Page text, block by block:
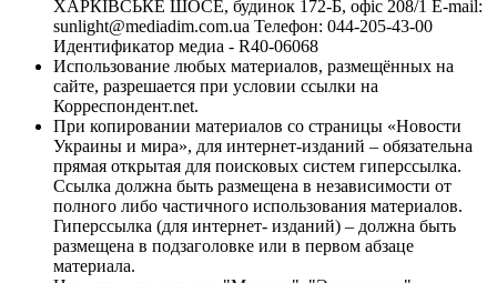
ХАРКІВСЬКЕ ШОСЕ, будинок 172-Б, офіс 208/1 E-mail:
sunlight@mediadim.com.ua Телефон: 044-205-43-00
Идентификатор медиа - R40-06068
Использование любых материалов, размещённых на
сайте, разрешается при условии ссылки на
Корреспондент.net.
При копировании материалов со страницы «Новости
Украины и мира», для интернет-изданий – обязательна
прямая открытая для поисковых систем гиперссылка.
Ссылка должна быть размещена в независимости от
полного либо частичного использования материалов.
Гиперссылка (для интернет- изданий) – должна быть
размещена в подзаголовке или в первом абзаце
материала.